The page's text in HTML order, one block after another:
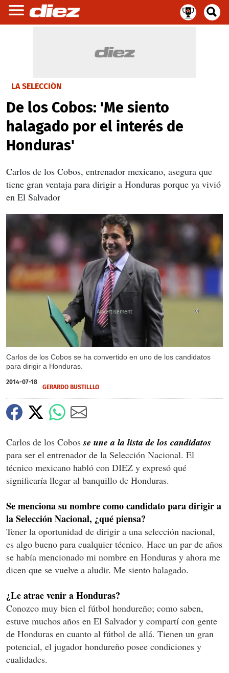
LA SELECCIÓN
De los Cobos: 'Me siento
halagado por el interés de
Honduras'
Carlos de los Cobos, entrenador mexicano, asegura que
tiene gran ventaja para dirigir a Honduras porque ya vivió
en El Salvador
Carlos de los Cobos se ha convertido en uno de los candidatos
para dirigir a Honduras.
X
2014-07-18
GERARDO BUSTILLLO
Carlos de los Cobosse une a la lista de los candidatos
para ser el entrenador de la Selección Nacional. El
técnico mexicano habló con DIEZ y expresó qué
significaría llegar al banquillo de Honduras.
Se menciona su nombre como candidato para dirigir a
la Selección Nacional, ¿qué piensa?
Tener la oportunidad de dirigir a una selección nacional,
es algo bueno para cualquier técnico. Hace un par de años
se había mencionado mi nombre en Honduras y ahora me
dicen que se vuelve a aludir. Me siento halagado.
¿Le atrae venir a Honduras?
Conozco muy bien el fútbol hondureño; como saben,
estuve muchos años en El Salvador y compartí con gente
de Honduras en cuanto al fútbol de allá. Tienen un gran
potencial, el jugador hondureño posee condiciones y
cualidades.